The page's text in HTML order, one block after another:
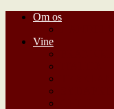
Om os
Vine